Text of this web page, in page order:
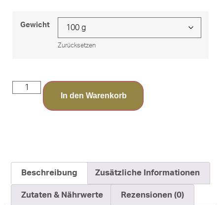
Gewicht
Zurücksetzen
In den Warenkorb
Beschreibung Zusätzliche Informationen
Zutaten & Nährwerte Rezensionen (0)